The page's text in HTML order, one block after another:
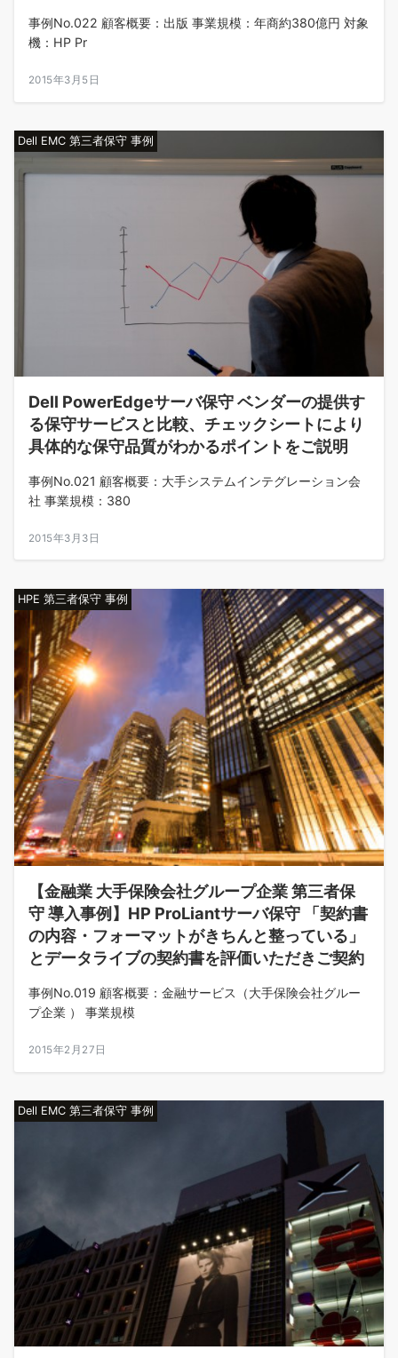
事例No.022 顧客概要：出版 事業規模：年商約380億円 対象
機：HP Pr
2015年3月5日
Dell EMC 第三者保守 事例
Dell PowerEdgeサーバ保守 ベンダーの提供す
る保守サービスと比較、チェックシートにより
具体的な保守品質がわかるポイントをご説明
事例No.021 顧客概要：大手システムインテグレーション会
社 事業規模：380
2015年3月3日
HPE 第三者保守 事例
【金融業 大手保険会社グループ企業 第三者保
守 導入事例】HP ProLiantサーバ保守 「契約書
の内容・フォーマットがきちんと整っている」
とデータライブの契約書を評価いただきご契約
事例No.019 顧客概要：金融サービス（大手保険会社グルー
プ企業 ） 事業規模
2015年2月27日
Dell EMC 第三者保守 事例